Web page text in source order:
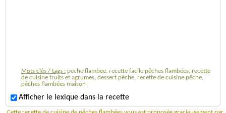
Mots clés / tags : peche flambee, recette facile pêches flambées, recette
de cuisine fruits et agrumes, dessert pêche, recette de cuisine pêche,
pêches flambées maison
Afficher le lexique dans la recette